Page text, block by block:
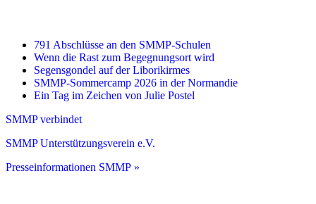
791 Abschlüsse an den SMMP-Schulen
Wenn die Rast zum Begegnungsort wird
Segensgondel auf der Liborikirmes
SMMP-Sommercamp 2026 in der Normandie
Ein Tag im Zeichen von Julie Postel
SMMP verbindet
SMMP Unterstützungsverein e.V.
Presseinformationen SMMP »